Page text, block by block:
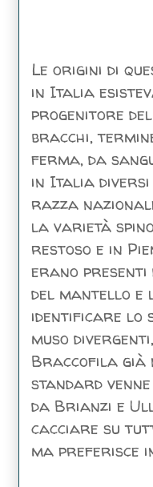
Le origini di
in Italia
progenitore
bracchi,
ferma, da
in Italia
razza
la varietà
restoso e in
erano
del mantello e
identificare lo
muso
Braccofila già
standard
da Brianzi e
cacciare su
ma preferisce